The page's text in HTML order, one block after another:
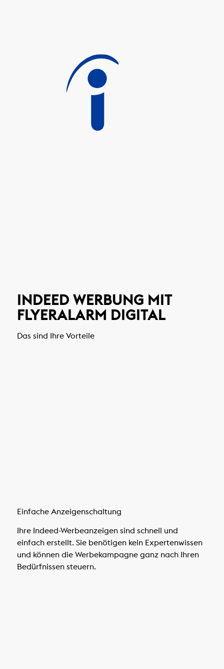
INDEED WERBUNG MIT
FLYERALARM DIGITAL
Das sind Ihre Vorteile
Einfache Anzeigenschaltung
Ihre Indeed-Werbeanzeigen sind schnell und
einfach erstellt. Sie benötigen kein Expertenwissen
und können die Werbekampagne ganz nach Ihren
Bedürfnissen steuern.